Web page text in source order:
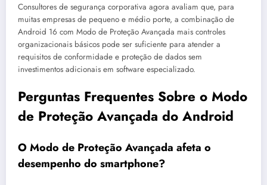
Consultores de segurança corporativa agora avaliam que, para
muitas empresas de pequeno e médio porte, a combinação de
Android 16 com Modo de Proteção Avançada mais controles
organizacionais básicos pode ser suficiente para atender a
requisitos de conformidade e proteção de dados sem
investimentos adicionais em software especializado.
Perguntas Frequentes Sobre o Modo
de Proteção Avançada do Android
O Modo de Proteção Avançada afeta o
desempenho do smartphone?